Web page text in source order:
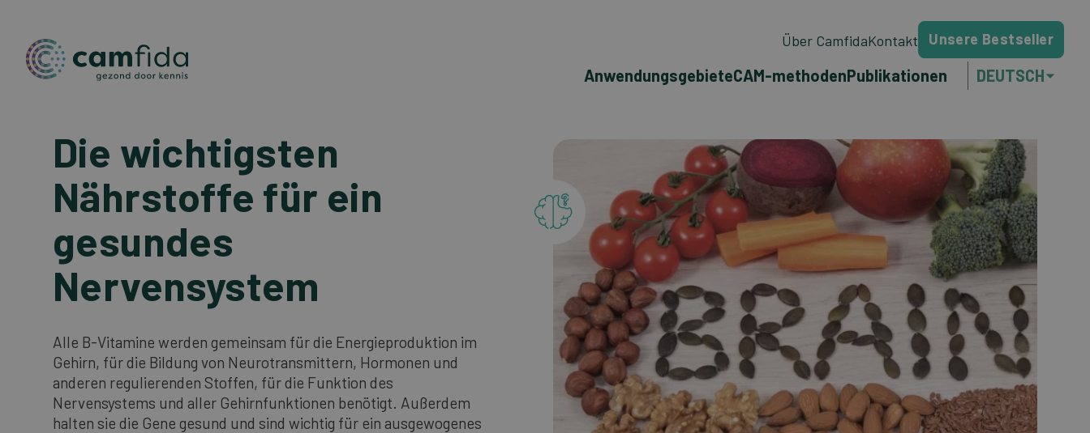
Über CamfidaKontakt Unsere Bestseller
AnwendungsgebieteCAM-methodenPublikationen DEUTSCH
ENGLISH
FRANÇAIS
PORTUGUÊS
Die wichtigsten
Nährstoffe für ein
gesundes
Nervensystem
Alle B-Vitamine werden gemeinsam für die Energieproduktion im
Gehirn, für die Bildung von Neurotransmittern, Hormonen und
anderen regulierenden Stoffen, für die Funktion des
Nervensystems und aller Gehirnfunktionen benötigt. Außerdem
halten sie die Gene gesund und sind wichtig für ein ausgewogenes